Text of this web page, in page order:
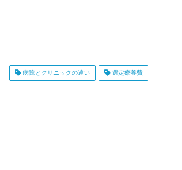
病院とクリニックの違い 選定療養費